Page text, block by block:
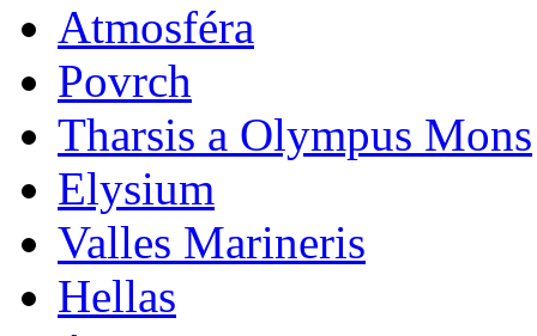
Atmosféra
Povrch
Tharsis a Olympus Mons
Elysium
Valles Marineris
Hellas